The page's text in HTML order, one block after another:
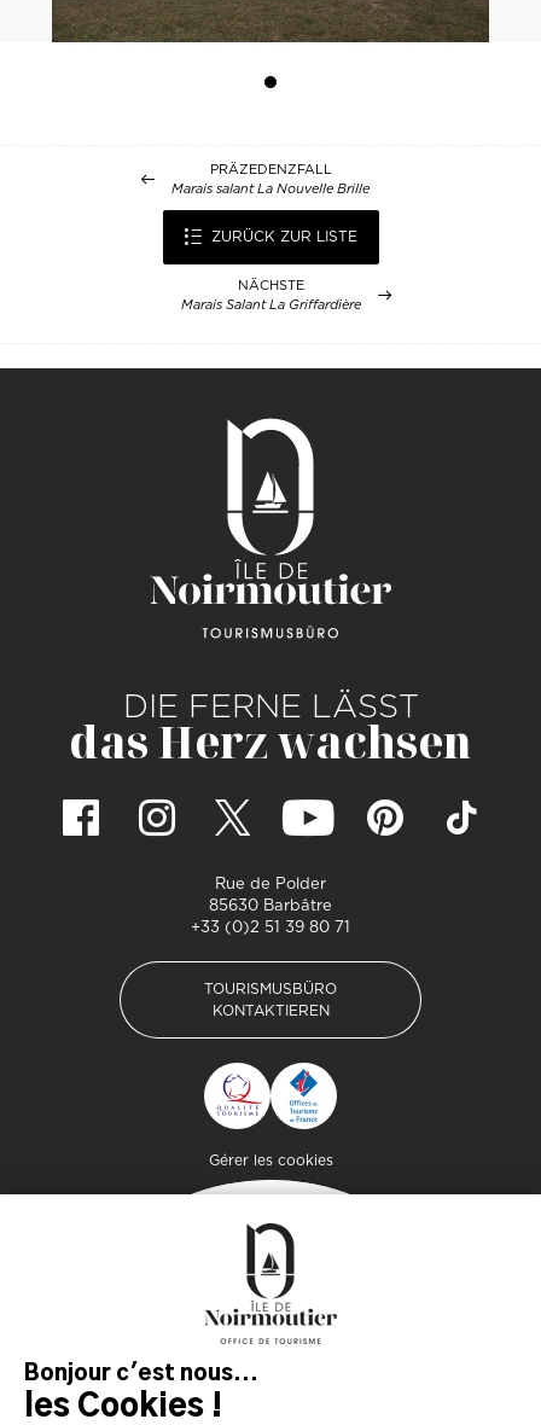
PRÄZEDENZFALL
Marais salant La Nouvelle Brille
ZURÜCK ZUR LISTE
NÄCHSTE
Marais Salant La Griffardière
Gérer les cookies
DER INSEL
Lassen Sie sich inspirieren und
bereiten Sie Ihren Aufenthalt
auf der Insel Noirmoutier vor!
KONSULTIEREN SIE
KONSULTIEREN SIE
DIE FERNE LÄSST
das Herz wachsen
Rue de Polder
85630 Barbâtre
+33 (0)2 51 39 80 71
TOURISMUSBÜRO
KONTAKTIEREN
TOURISMUSBÜRO
KONTAKTIEREN